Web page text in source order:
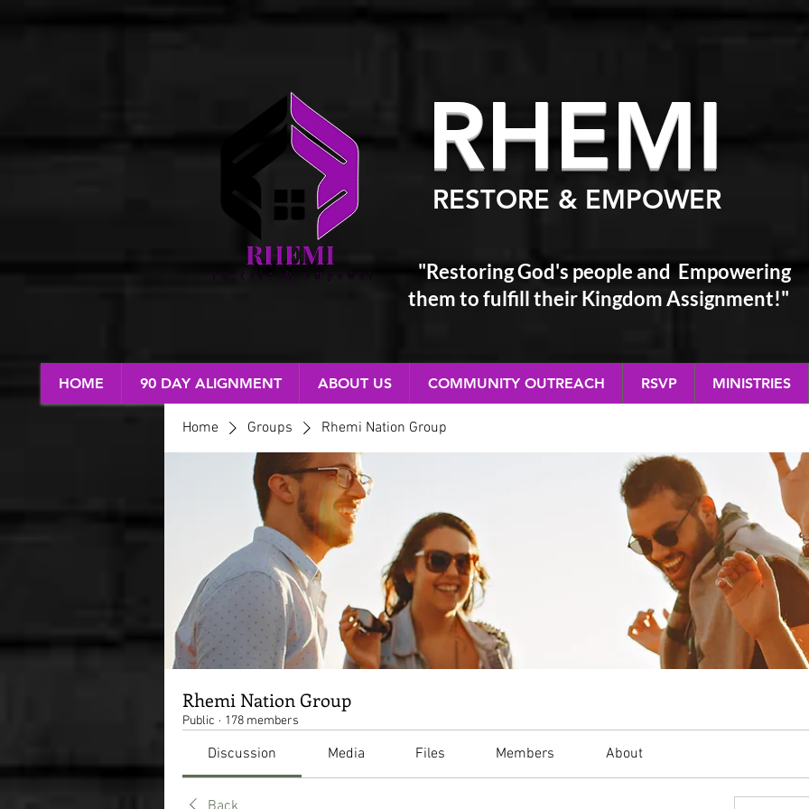
RHEMI
RESTORE & EMPOWER
"Restoring God's people and Empowering
themto fulfill their Kingdom Assignment!"
RESTORE & EMPOWER
HOME 90 DAY ALIGNMENT ABOUT US COMMUNITY OUTREACH RSVP MINISTRIES
Home Groups Rhemi Nation Group
Rhemi Nation Group
Public · 178 members
Discussion Media Files Members About